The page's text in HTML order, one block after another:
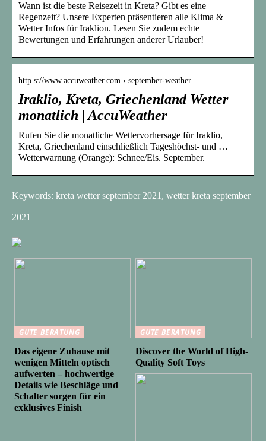
Wann ist die beste Reisezeit in Kreta? Gibt es eine
Regenzeit? Unsere Experten präsentieren alle Klima &
Wetter Infos für Iraklion. Lesen Sie zudem echte
Bewertungen und Erfahrungen anderer Urlauber!
http s://www.accuweather.com › september-weather
Iraklio, Kreta, Griechenland Wetter
monatlich | AccuWeather
Rufen Sie die monatliche Wettervorhersage für Iraklio,
Kreta, Griechenland einschließlich Tageshöchst- und …
Wetterwarnung (Orange): Schnee/Eis. September.
Keywords: kreta wetter september 2021, wetter kreta september
2021
GUTE BERATUNG
Das eigene Zuhause mit
wenigen Mitteln optisch
aufwerten – hochwertige
Details wie Beschläge und
Schalter sorgen für ein
exklusives Finish
GUTE BERATUNG
Discover the World of High-
Quality Soft Toys